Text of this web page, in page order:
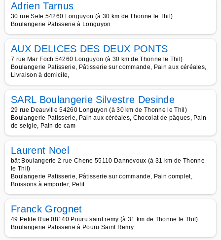
Adrien Tarnus
30 rue Sete 54260 Longuyon (à 30 km de Thonne le Thil)
Boulangerie Patisserie à Longuyon
AUX DELICES DES DEUX PONTS
7 rue Mar Foch 54260 Longuyon (à 30 km de Thonne le Thil)
Boulangerie Patisserie, Pâtisserie sur commande, Pain aux céréales,
Livraison à domicile,
SARL Boulangerie Silvestre Desinde
29 rue Deauville 54260 Longuyon (à 30 km de Thonne le Thil)
Boulangerie Patisserie, Pain aux céréales, Chocolat de pâques, Pain
de seigle, Pain de cam
Laurent Noel
bât Boulangerie 2 rue Chene 55110 Dannevoux (à 31 km de Thonne
le Thil)
Boulangerie Patisserie, Pâtisserie sur commande, Pain complet,
Boissons à emporter, Petit
Franck Grognet
49 Petite Rue 08140 Pouru saint remy (à 31 km de Thonne le Thil)
Boulangerie Patisserie à Pouru Saint Remy